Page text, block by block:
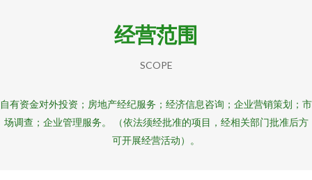
经营范围
SCOPE
自有资金对外投资；房地产经纪服务；经济信息咨询；企业营销策划；市
场调查；企业管理服务。 （依法须经批准的项目，经相关部门批准后方
可开展经营活动）。